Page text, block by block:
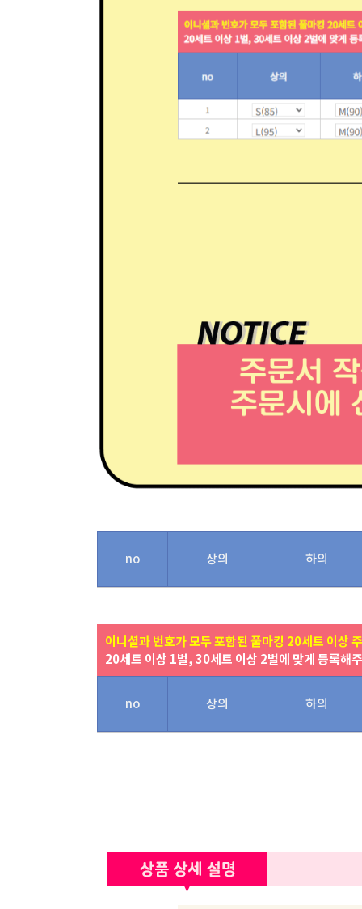
no 상의 하의
이니셜과 번호가 모두 포함된 풀마킹 20세트 이상
20세트 이상 1벌, 30세트 이상 2벌에 맞게 등록해
no 상의 하의